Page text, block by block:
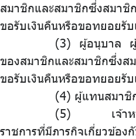
สมาชิกและสมาชิกซึ่งสมาชิ
ขอรับเงินคืนหรือขอทยอยรับ
ผู้อนุบาล
ของสมาชิกและสมาชิกซึ่งส
ขอรับเงินคืนหรือขอทยอยรับ
ผู้แทนสมาชิ
เจ้าหน้า
ราชการที่มีภารกิจเกี่ยวข้อง